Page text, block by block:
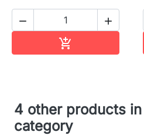
 

4 other products
category